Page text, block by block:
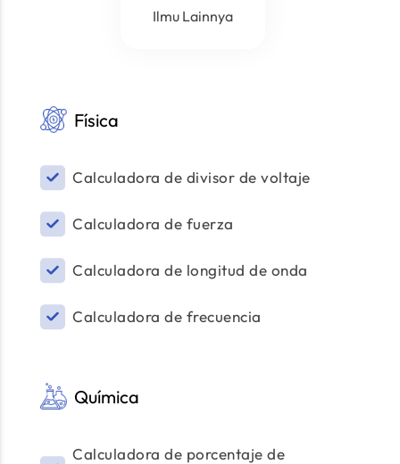
Ilmu Lainnya
Física
Calculadora de divisor de voltaje
Calculadora de fuerza
Calculadora de longitud de onda
Calculadora de frecuencia
Química
Calculadora de porcentaje de